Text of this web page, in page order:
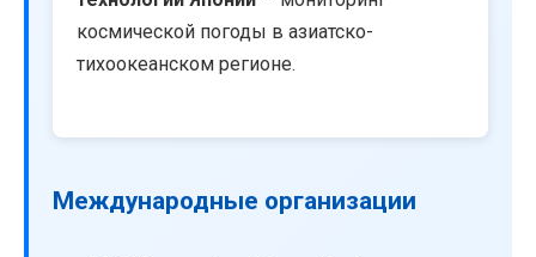
космической погоды в азиатско-
тихоокеанском регионе.
Международные организации